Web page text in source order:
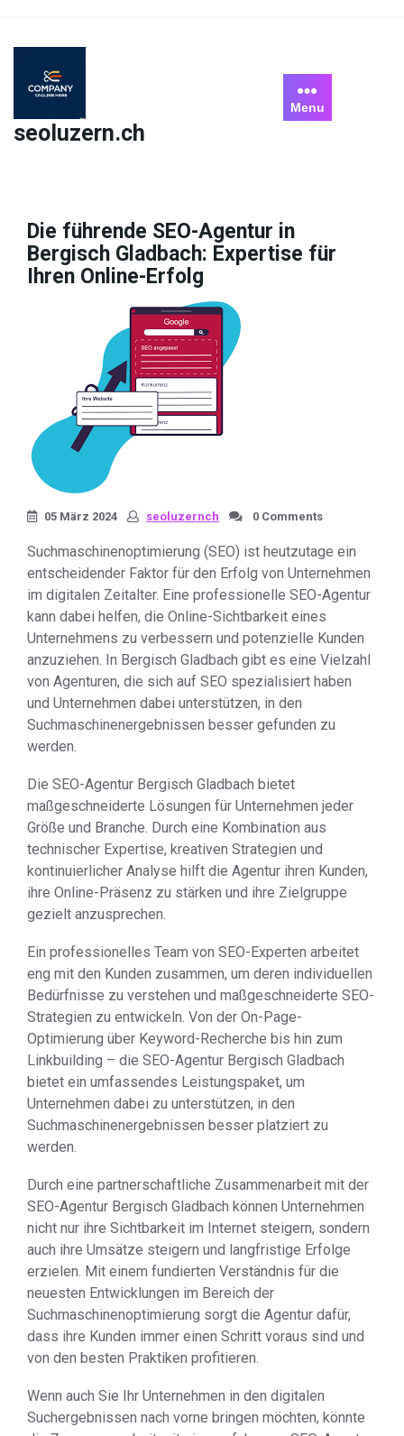
content
seoluzern.ch
Menu
Die führende SEO-Agentur in
Bergisch Gladbach: Expertise für
Ihren Online-Erfolg
05 März 2024 seoluzernch 0 Comments
Suchmaschinenoptimierung (SEO) ist heutzutage ein
entscheidender Faktor für den Erfolg von Unternehmen
im digitalen Zeitalter. Eine professionelle SEO-Agentur
kann dabei helfen, die Online-Sichtbarkeit eines
Unternehmens zu verbessern und potenzielle Kunden
anzuziehen. In Bergisch Gladbach gibt es eine Vielzahl
von Agenturen, die sich auf SEO spezialisiert haben
und Unternehmen dabei unterstützen, in den
Suchmaschinenergebnissen besser gefunden zu
werden.
Die SEO-Agentur Bergisch Gladbach bietet
maßgeschneiderte Lösungen für Unternehmen jeder
Größe und Branche. Durch eine Kombination aus
technischer Expertise, kreativen Strategien und
kontinuierlicher Analyse hilft die Agentur ihren Kunden,
ihre Online-Präsenz zu stärken und ihre Zielgruppe
gezielt anzusprechen.
Ein professionelles Team von SEO-Experten arbeitet
eng mit den Kunden zusammen, um deren individuellen
Bedürfnisse zu verstehen und maßgeschneiderte SEO-
Strategien zu entwickeln. Von der On-Page-
Optimierung über Keyword-Recherche bis hin zum
Linkbuilding – die SEO-Agentur Bergisch Gladbach
bietet ein umfassendes Leistungspaket, um
Unternehmen dabei zu unterstützen, in den
Suchmaschinenergebnissen besser platziert zu
werden.
Durch eine partnerschaftliche Zusammenarbeit mit der
SEO-Agentur Bergisch Gladbach können Unternehmen
nicht nur ihre Sichtbarkeit im Internet steigern, sondern
auch ihre Umsätze steigern und langfristige Erfolge
erzielen. Mit einem fundierten Verständnis für die
neuesten Entwicklungen im Bereich der
Suchmaschinenoptimierung sorgt die Agentur dafür,
dass ihre Kunden immer einen Schritt voraus sind und
von den besten Praktiken profitieren.
Wenn auch Sie Ihr Unternehmen in den digitalen
Suchergebnissen nach vorne bringen möchten, könnte